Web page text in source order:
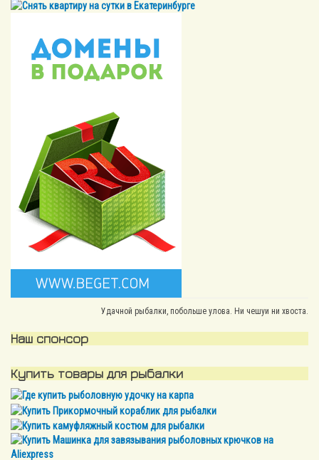
Удачной рыбалки, побольше улова. Ни чешуи ни хвоста.
Наш спонсор
Купить товары для рыбалки